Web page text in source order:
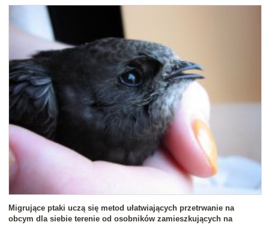
Migrujące ptaki uczą się metod ułatwiających przetrwanie na
obcym dla siebie terenie od osobników zamieszkujących na